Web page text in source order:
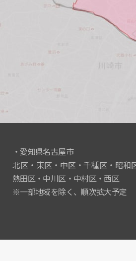
・愛知県名古屋市
北区・東区・中区・千種区・昭和
熱田区・中川区・中村区・西区
※一部地域を除く、順次拡大予定